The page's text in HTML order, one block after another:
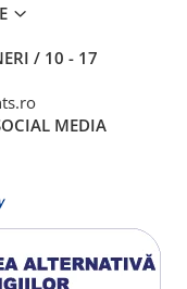
/ 10 - 17
MEDIA